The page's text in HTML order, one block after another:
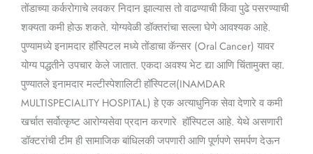
तोंडाच्या कर्करोगाचे लवकर निदान झाल्यास तो वाढण्याची किंवा पुढे पसरण्याची
शक्यता कमी होऊ शकते. योग्यवेळी डॉक्तरांचा सल्ला घेणे आवश्यक आहे.
पुण्यामध्ये इनामदार हॉस्पिटल मध्ये तोंडाचा कॅन्सर (Oral Cancer) यावर
योग्य पद्धतीने उपचार केले जातात. एकदा अवश्य भेट द्या आणि चिंतामुक्त व्हा.
पुण्यातले इनामदार मल्टीस्पेशालिटी हॉस्पिटल(INAMDAR
MULTISPECIALITY HOSPITAL) हे एक अत्याधुनिक सेवा देणारे व कमी
खर्चात सर्वोत्कृष्ट आरोग्यसेवा प्रदान करणारे हॉस्पिटल आहे. येथे असणारी
डॉक्टरांची टीम ही सामाजिक बांधिलकी जपणारी आणि पूर्णपणे समर्पण देऊन